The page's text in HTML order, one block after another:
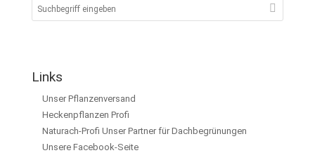
Links
Unser Pflanzenversand
Heckenpflanzen Profi
Naturach-Profi Unser Partner für Dachbegrünungen
Unsere Facebook-Seite